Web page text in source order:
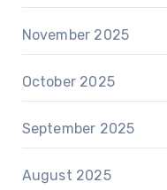
November 2025
October 2025
September 2025
August 2025